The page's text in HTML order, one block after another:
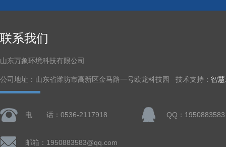
联系我们
山东万象环境科技有限公司
公司地址：山东省潍坊市高新区金马路一号欧龙科技园 技术支持： 智
电 话：0536-2117918 QQ：1950883583
邮箱：1950883583@qq.com